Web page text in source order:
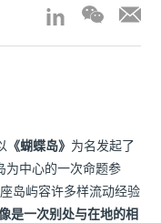
《蝴蝶岛》 为名发起了
为中心的一次命题参
岛屿容许多样流动经验
是一次别处与在地的相